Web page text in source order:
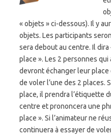
« objets » ci-dessous). Il y
objets. Les participants
sera debout au centre. Il
place ». Les 2 personnes
devront échanger leur place
de voler l’une des 2 places.
place, il prendra l’étiquette
centre et prononcera une
place ». Si l’animateur ne
continuera à essayer de